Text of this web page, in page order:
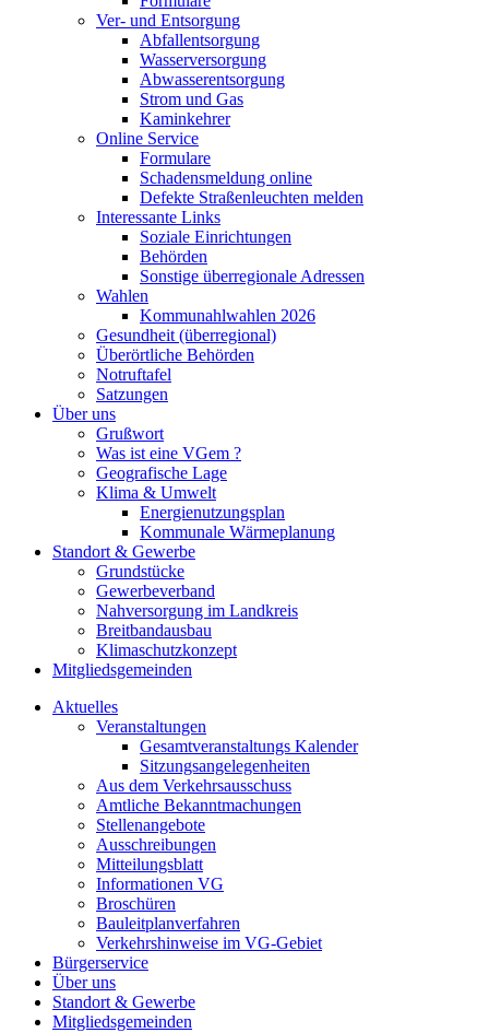
Ver- und Entsorgung
Abfallentsorgung
Wasserversorgung
Abwasserentsorgung
Strom und Gas
Kaminkehrer
Online Service
Formulare
Schadensmeldung online
Defekte Straßenleuchten melden
Interessante Links
Soziale Einrichtungen
Behörden
Sonstige überregionale Adressen
Wahlen
Kommunahlwahlen 2026
Gesundheit (überregional)
Überörtliche Behörden
Notruftafel
Satzungen
Über uns
Grußwort
Was ist eine VGem ?
Geografische Lage
Klima & Umwelt
Energienutzungsplan
Kommunale Wärmeplanung
Standort & Gewerbe
Grundstücke
Gewerbeverband
Nahversorgung im Landkreis
Breitbandausbau
Klimaschutzkonzept
Mitgliedsgemeinden
Aktuelles
Veranstaltungen
Gesamtveranstaltungs Kalender
Sitzungsangelegenheiten
Aus dem Verkehrsausschuss
Amtliche Bekanntmachungen
Stellenangebote
Ausschreibungen
Mitteilungsblatt
Informationen VG
Broschüren
Bauleitplanverfahren
Verkehrshinweise im VG-Gebiet
Bürgerservice
Über uns
Standort & Gewerbe
Mitgliedsgemeinden